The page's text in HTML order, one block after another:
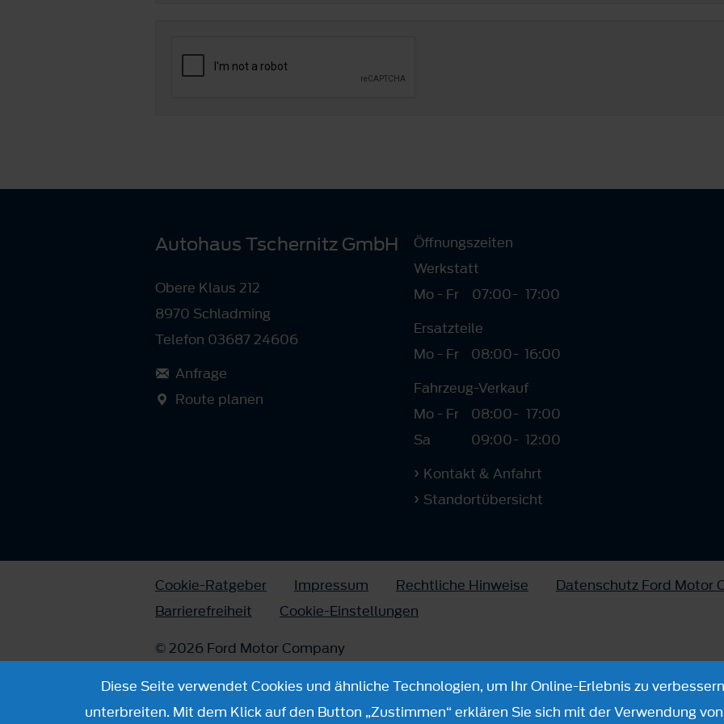
Autohaus Tschernitz GmbH
Obere Klaus 212
8970 Schladming
Telefon 03687 24606
Anfrage
Route planen
Öffnungszeiten
Werkstatt
Mo - Fr
07:00- 17:00
Ersatzteile
Mo - Fr
08:00- 16:00
Fahrzeug-Verkauf
Mo - Fr
08:00- 17:00
Sa
09:00- 12:00
Kontakt & Anfahrt
Standortübersicht
Cookie-Ratgeber Impressum Rechtliche Hinweise
Datenschutz Ford Motor
Barrierefreiheit
Cookie-Einstellungen
© 2026 Ford Motor Company
Diese Seite verwendet Cookies und ähnliche Technologien, um Ihr Online-Erlebnis zu
unterbreiten. Mit dem Klick auf den Button „Zustimmen“ erklären Sie sich mit der Verwendung